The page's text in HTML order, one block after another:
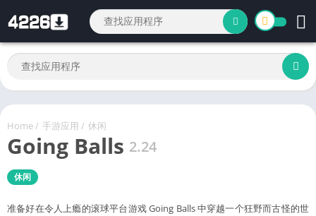
Home/ 手游应用 / 休闲
Going Balls 2.24
休闲
准备好在令人上瘾的滚球平台游戏 Going Balls 中穿越一个狂野而古怪的世